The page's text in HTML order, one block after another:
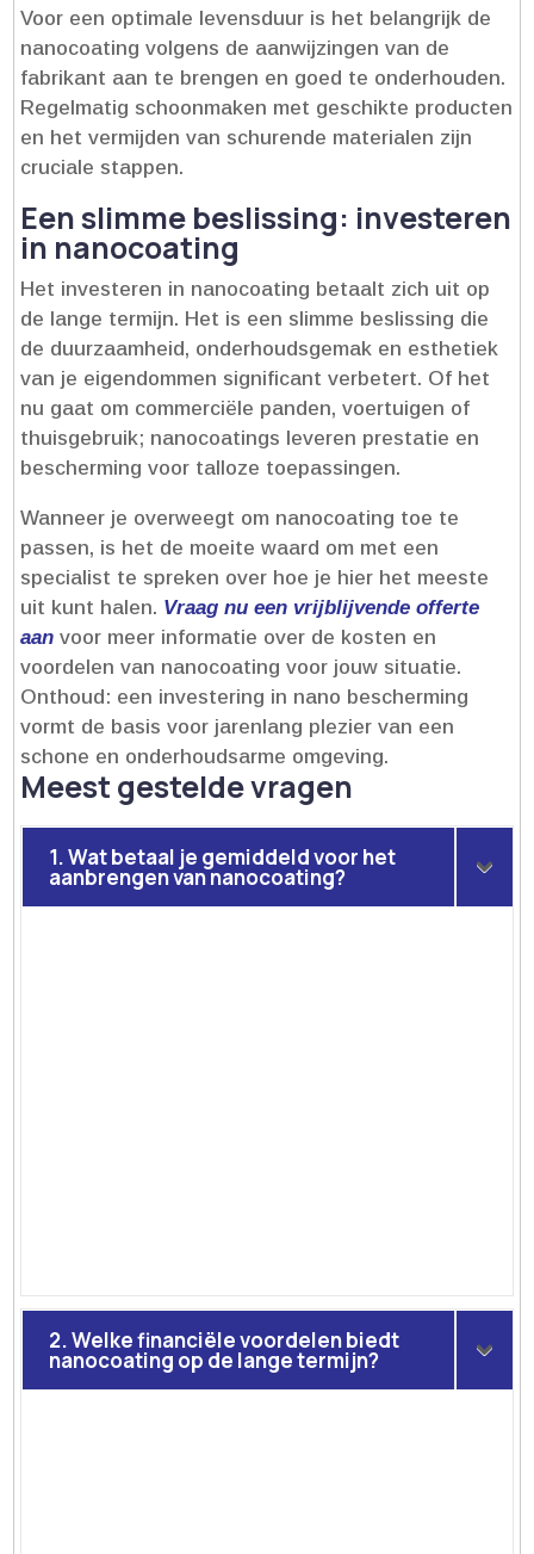
Voor een optimale levensduur is het belangrijk de
nanocoating volgens de aanwijzingen van de
fabrikant aan te brengen en goed te onderhouden.​
Regelmatig schoonmaken met geschikte producten
en het vermijden van schurende materialen zijn
cruciale stappen.​
Een slimme beslissing: investeren
in nanocoating
Het investeren in nanocoating betaalt zich uit op
de lange termijn.​ Het is een slimme beslissing die
de duurzaamheid, onderhoudsgemak en esthetiek
van je eigendommen significant verbetert.​ Of het
nu gaat om commerciële panden, voertuigen of
thuisgebruik; nanocoatings leveren prestatie en
bescherming voor talloze toepassingen.​
Wanneer je overweegt om nanocoating toe te
passen, is het de moeite waard om met een
specialist te spreken over hoe je hier het meeste
uit kunt halen.​ Vraag nu een vrijblijvende offerte
aan voor meer informatie over de kosten en
voordelen van nanocoating voor jouw situatie.​
Onthoud: een investering in nano bescherming
vormt de basis voor jarenlang plezier van een
schone en onderhoudsarme omgeving.​
Meest gestelde vragen
1. Wat betaal je gemiddeld voor het
aanbrengen van nanocoating?
2. Welke financiële voordelen biedt
nanocoating op de lange termijn?